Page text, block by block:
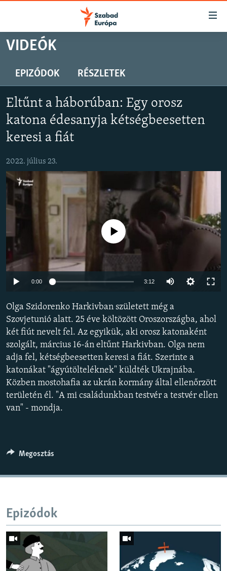
Akadálymentes
Ugrás
oldalra
tartalomjegyzékre
Ugrás
AKTUÁLIS
VIDEÓK
ELEMZŐ
SZABADON
TÁRSADALOM
DEMOKRÁCIA
A PÉNZ NYOMÁBAN
EURÓPAI UNIÓ
VILÁG
KLÍMAVÁLTOZÁS
KÖVESSEN MINKET!
Valamennyi RFE/RL weboldal
VIDEÓK
EPIZÓDOK RÉSZLETEK
Eltűnt a háborúban: Egy orosz
katona édesanyja kétségbeesetten
keresi a fiát
2022. július 23.
240p
Jelenleg nincs elérhető tartalom
0:00 3:12
360p
480p
720p
1080p
Olga Szidorenko Harkivban született még a
Szovjetunió alatt. 25 éve költözött Oroszországba, ahol
két fiút nevelt fel. Az egyikük, aki orosz katonaként
szolgált, március 16-án eltűnt Harkivban. Olga nem
adja fel, kétségbeesetten keresi a fiát. Szerinte a
katonákat "ágyútölteléknek" küldték Ukrajnába.
Közben mostohafia az ukrán kormány által ellenőrzött
területén él. "A mi családunkban testvér a testvér ellen
van" - mondja.
Megosztás
Epizódok